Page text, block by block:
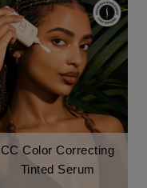
CC Color Correcting
Tinted Serum